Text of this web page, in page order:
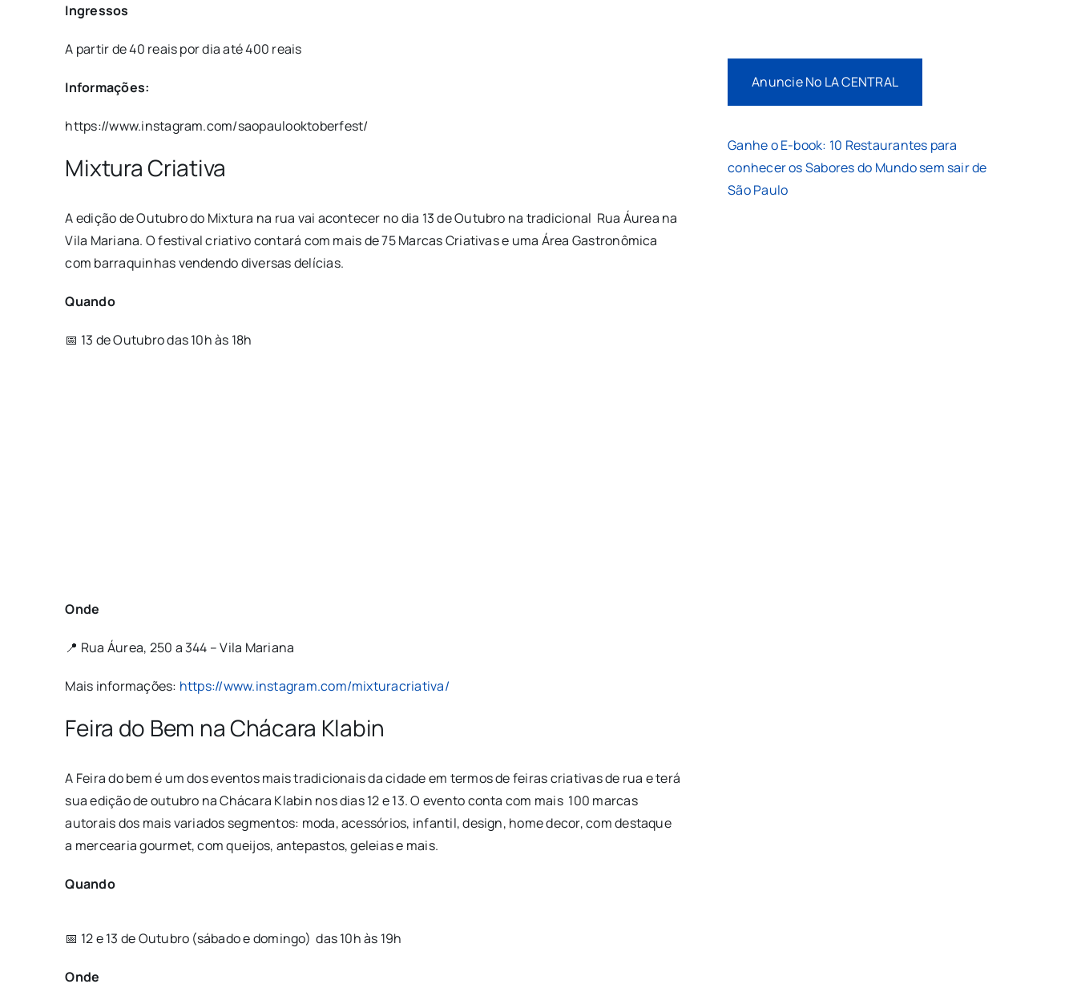
Ingressos
A partir de 40 reais por dia até 400 reais
Informações:
https://www.instagram.com/saopaulooktoberfest/
Mixtura Criativa
A edição de Outubro do Mixtura na rua vai acontecer no dia 13 de Outubro na tradicional Rua Áurea na
Vila Mariana. O festival criativo contará com mais de 75 Marcas Criativas e uma Área Gastronômica
com barraquinhas vendendo diversas delícias.
Quando
📅 13 de Outubro das 10h às 18h
Onde
📍 Rua Áurea, 250 a 344 – Vila Mariana
Mais informações: https://www.instagram.com/mixturacriativa/
Feira do Bem na Chácara Klabin
A Feira do bem é um dos eventos mais tradicionais da cidade em termos de feiras criativas de rua e terá
sua edição de outubro na Chácara Klabin nos dias 12 e 13. O evento conta com mais 100 marcas
autorais dos mais variados segmentos: moda, acessórios, infantil, design, home decor, com destaque
a mercearia gourmet, com queijos, antepastos, geleias e mais.
Quando
📅 12 e 13 de Outubro (sábado e domingo) das 10h às 19h
Onde
Anuncie No LA CENTRAL
Ganhe o E-book: 10 Restaurantes para
conhecer os Sabores do Mundo sem sair de
São Paulo